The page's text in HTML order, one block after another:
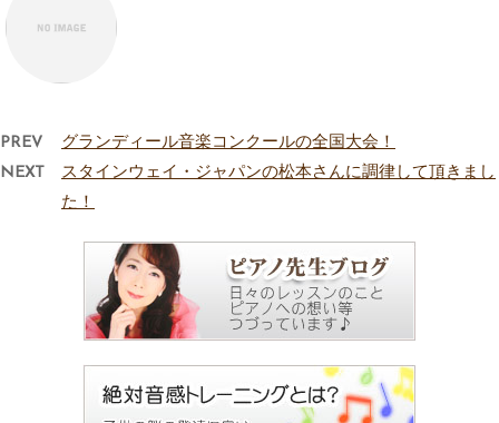
PREV
グランディール音楽コンクールの全国大会！
NEXT
スタインウェイ・ジャパンの松本さんに調律して頂きまし
た！